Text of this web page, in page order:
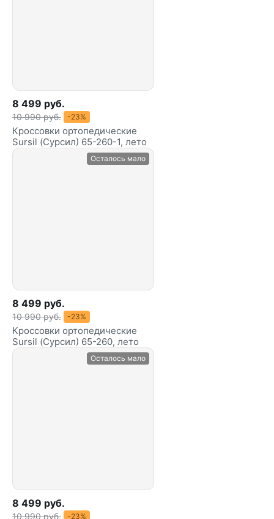
8 499 руб.
10 990 руб. -23%
Кроссовки ортопедические
Sursil (Сурсил) 65-260-1, лето
Осталось мало
8 499 руб.
10 990 руб. -23%
Кроссовки ортопедические
Sursil (Сурсил) 65-260, лето
Осталось мало
8 499 руб.
10 990 руб. -23%